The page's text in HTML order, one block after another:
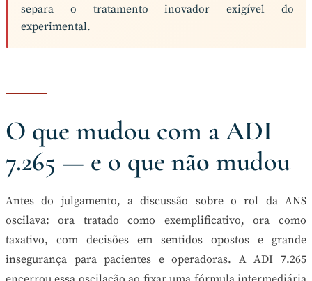
separa o tratamento inovador exigível do
experimental.
O que mudou com a ADI
7.265 — e o que não mudou
Antes do julgamento, a discussão sobre o rol da ANS
oscilava: ora tratado como exemplificativo, ora como
taxativo, com decisões em sentidos opostos e grande
insegurança para pacientes e operadoras. A ADI 7.265